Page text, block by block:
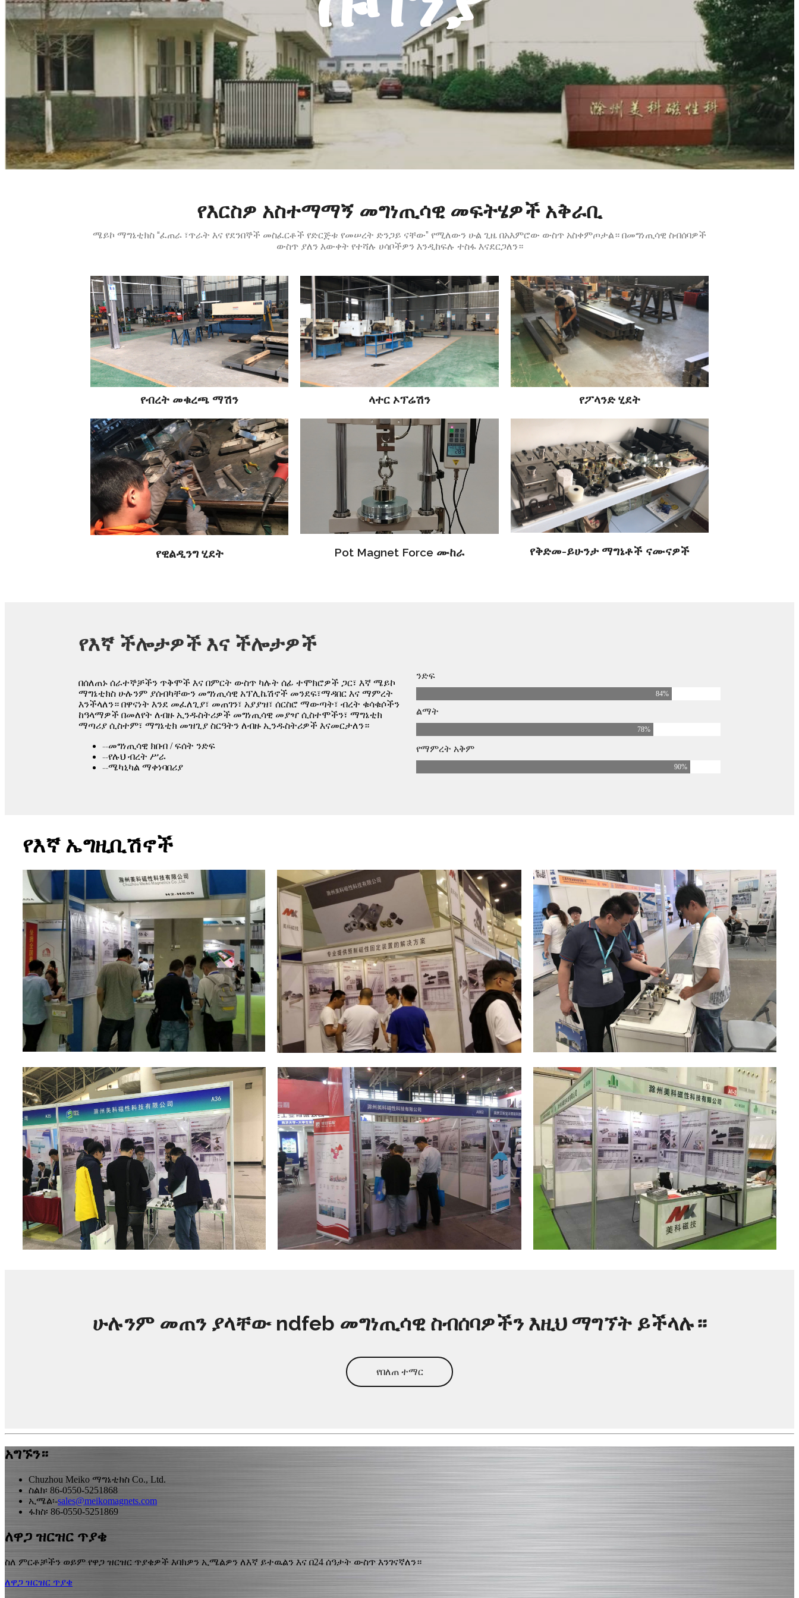
የእርስዎ አስተማማኝ መግነጢሳዊ መፍትሄዎች አቅራቢ
ሜይኮ ማግኔቲክስ “ፈጠራ ፣ጥራት እና የደንበኞች መስፈርቶች የድርጅቱ የመሠረት ድንጋይ ናቸው” የሚለውን ሁል ጊዜ በአእምሮው ውስጥ አስቀምጦታል። በመግነጢሳዊ ስብሰባዎች
ውስጥ ያለን እውቀት የተሻሉ ሀሳቦችዎን እንዲከፍሉ ተስፋ እናደርጋለን።
የብረት መቁረጫ ማሽን
የዊልዲንግ ሂደት
ላተር ኦፕሬሽን
Pot Magnet Force ሙከራ
የፖላንድ ሂደት
የቅድመ-ይሁንታ ማግኔቶች ናሙናዎች
የእኛ ችሎታዎች እና ችሎታዎች
በሰለጠኑ ሰራተኞቻችን ጥቅሞች እና በምርት ውስጥ ካሉት ሰፊ ተሞክሮዎች ጋር፣ እኛ ሜይኮ
ማግኔቲክስ ሁሉንም ያሰብካቸውን መግነጢሳዊ አፕሊኬሽኖች መንደፍ፣ማዳበር እና ማምረት
እንችላለን። በዋናነት እንደ መፈለጊያ፣ መጠገን፣ አያያዝ፣ ሰርስሮ ማውጣት፣ ብረት ቁሳቁሶችን
ከዓላማዎች በመለየት ለብዙ ኢንዱስትሪዎች መግነጢሳዊ መያዣ ሲስተሞችን፣ ማግኔቲክ
ማጣሪያ ሲስተም፣ ማግኔቲክ መዝጊያ ስርዓትን ለብዙ ኢንዱስትሪዎች እናመርታለን።
--መግነጢሳዊ ክበብ / ፍሰት ንድፍ
--የሉህ ብረት ሥራ
--ሜካኒካል ማቀነባበሪያ
ንድፍ
84%
ልማት
78%
የማምረት አቅም
90%
የእኛ ኤግዚቢሽኖች
ሁሉንም መጠን ያላቸው ndfeb መግነጢሳዊ ስብሰባዎችን እዚህ ማግኘት ይችላሉ።
የበለጠ ተማር
አግኙን።
Chuzhou Meiko ማግኔቲክስ Co., Ltd.
ስልክ፡ 86-0550-5251868
ኢሜል፡-sales@meikomagnets.com
ፋክስ፡ 86-0550-5251869
ለዋጋ ዝርዝር ጥያቄ
ስለ ምርቶቻችን ወይም የዋጋ ዝርዝር ጥያቄዎች እባክዎን ኢሜልዎን ለእኛ ይተዉልን እና በ24 ሰዓታት ውስጥ እንገናኛለን።
ለዋጋ ዝርዝር ጥያቄ